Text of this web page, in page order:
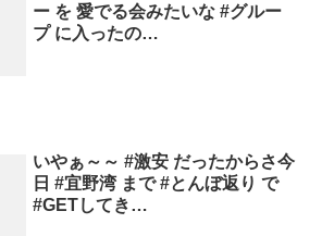
ー を 愛でる会みたいな #グルー
プ に入ったの…
いやぁ～～ #激安 だったからさ今
日 #宜野湾 まで #とんぼ返り で
#GETしてき…